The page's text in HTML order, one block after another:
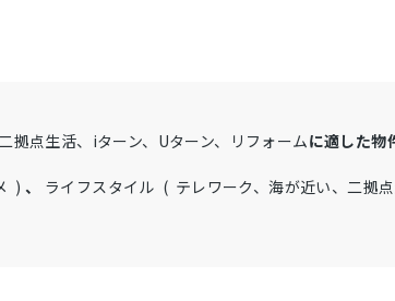
拠点生活、iターン、Uターン、リフォームに適した物
)、 ライフスタイル ( テレワーク、海が近い、二拠